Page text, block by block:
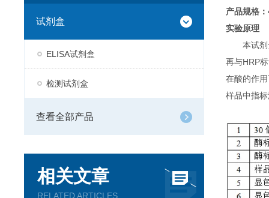
试剂盒
ELISA试剂盒
检测试剂盒
查看全部产品
相关文章
RELATED ARTICLES
产品规格
实验原理
本试
再与HRP
在酸的作
样品中指